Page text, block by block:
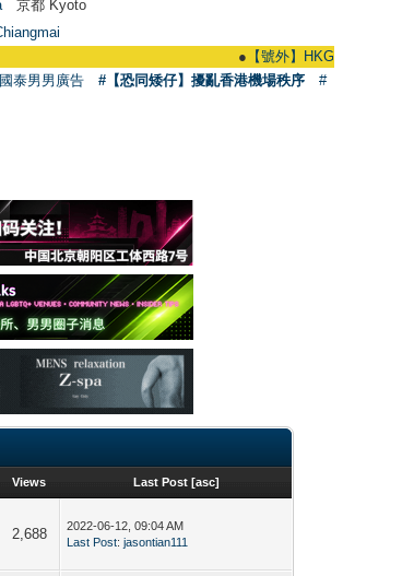
京都 Kyoto
【號外】HKGAY.net已啟動
泰男男廣告 #【恐同矮仔】擾亂香港機場秩序
#
Views Last Post [asc]
2,688
2022-06-12, 09:04 AM
Last Post:jasontian111